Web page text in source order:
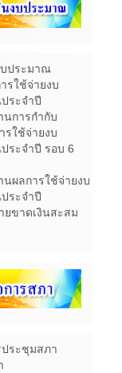
บประมาณ
รใช้จ่ายงบ
ระจำปี
นการกำกับ
รใช้จ่ายงบ
ระจำปี รอบ 6
นผลการใช้จ่ายงบ
ระจำปี
ยขาดเงินสะสม
ประชุมสภา